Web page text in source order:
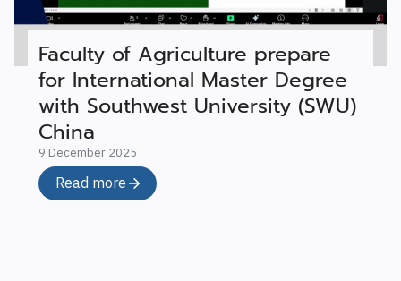
Faculty of Agriculture prepare
for International Master Degree
with Southwest University (SWU)
China
9 December 2025
Read more